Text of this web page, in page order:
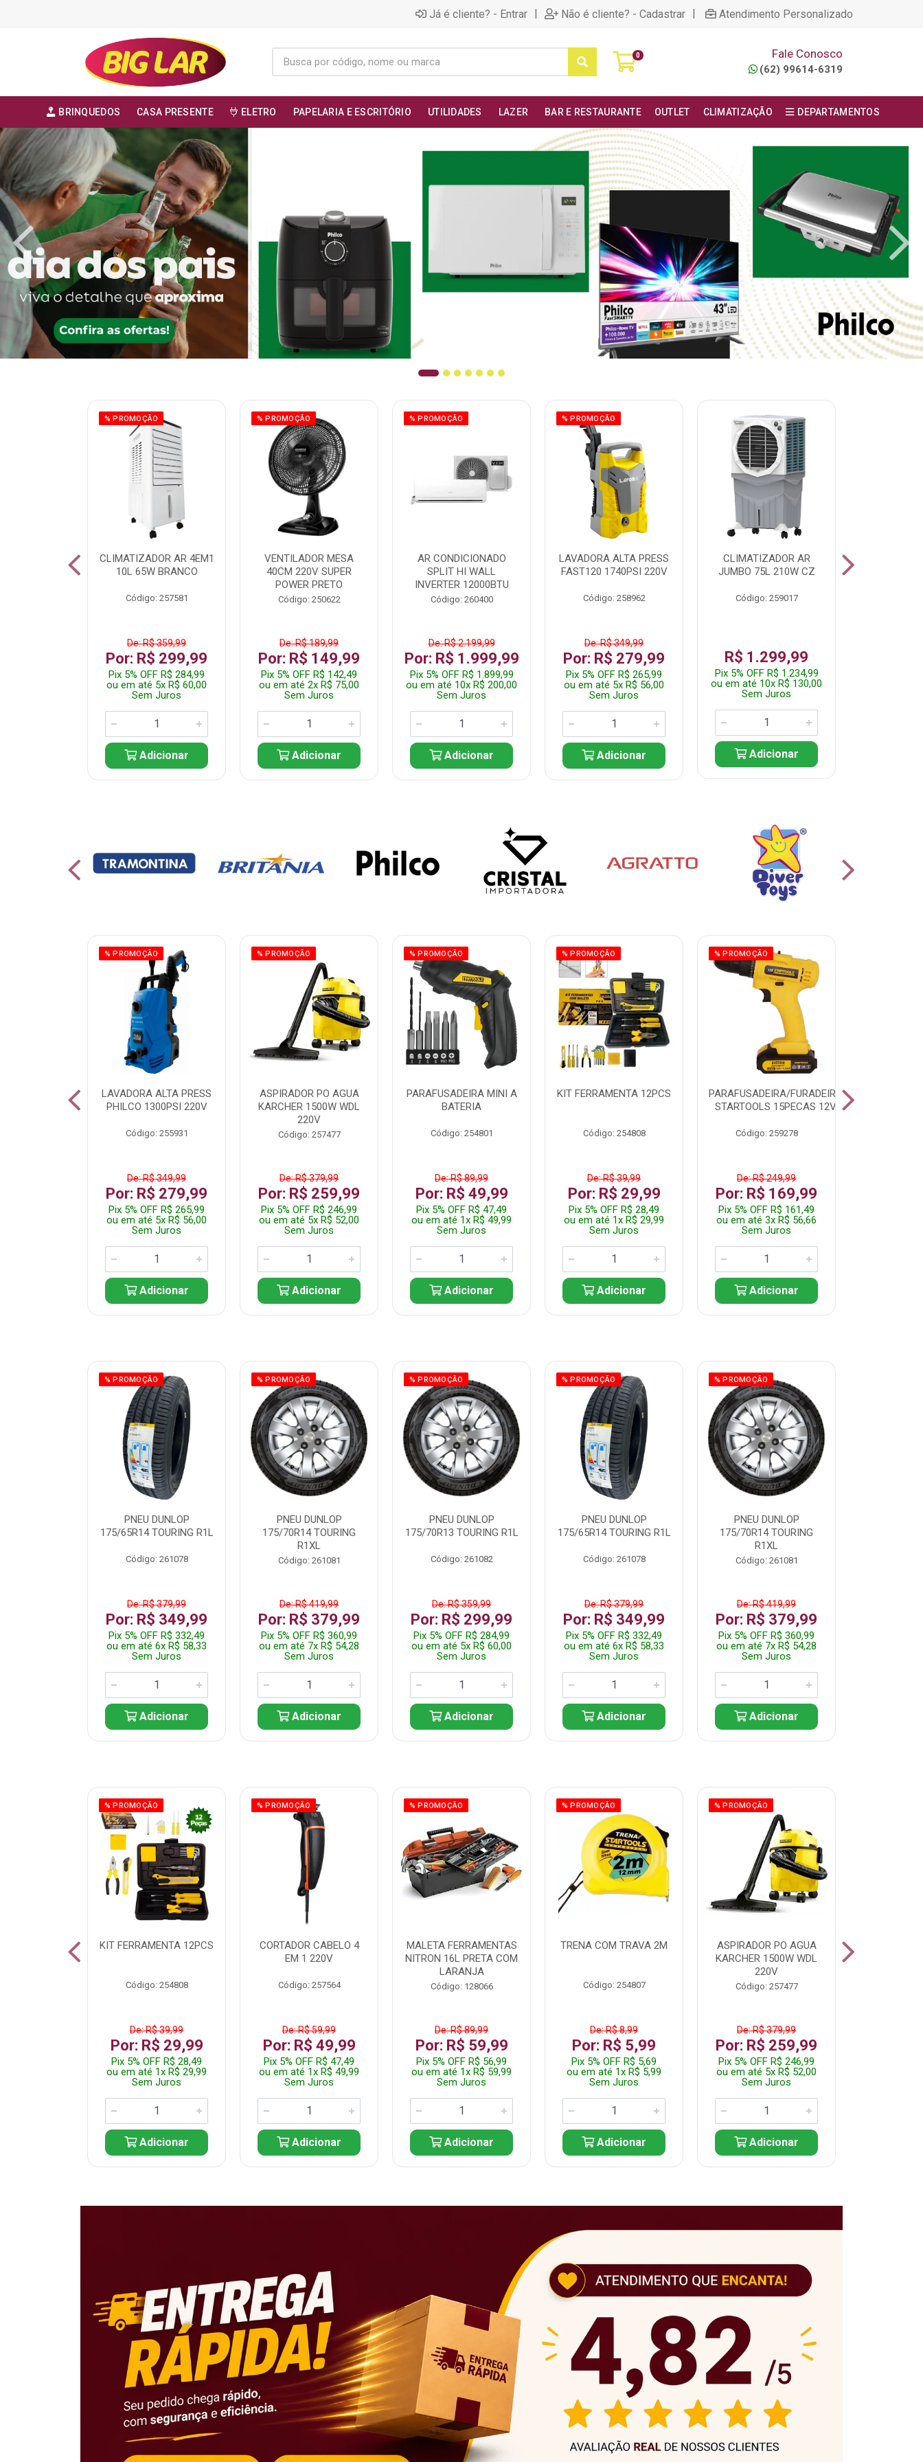
Já é cliente? - Entrar | Não é cliente? - Cadastrar | Atendimento Personalizado
0 Fale Conosco
(62) 99614-6319
BRINQUEDOS CASA PRESENTE ELETRO PAPELARIA E ESCRITÓRIO UTILIDADES LAZER BAR E RESTAURANTE OUTLET CLIMATIZAÇÃO DEPARTAMENTOS
% PROMOÇÃO
CLIMATIZADOR AR 4EM1
10L 65W BRANCO
Código: 257581
De: R$ 359,99
Por: R$ 299,99
Pix 5% OFF R$ 284,99
ou em até 5x R$ 60,00
Sem Juros
Adicionar
% PROMOÇÃO
VENTILADOR MESA
40CM 220V SUPER
POWER PRETO
Código: 250622
De: R$ 189,99
Por: R$ 149,99
Pix 5% OFF R$ 142,49
ou em até 2x R$ 75,00
Sem Juros
Adicionar
% PROMOÇÃO
AR CONDICIONADO
SPLIT HI WALL
INVERTER 12000BTU
Código: 260400
De: R$ 2.199,99
Por: R$ 1.999,99
Pix 5% OFF R$ 1.899,99
ou em até 10x R$ 200,00
Sem Juros
Adicionar
% PROMOÇÃO
LAVADORA ALTA PRESS
FAST120 1740PSI 220V
Código: 258962
De: R$ 349,99
Por: R$ 279,99
Pix 5% OFF R$ 265,99
ou em até 5x R$ 56,00
Sem Juros
Adicionar
CLIMATIZADOR AR
JUMBO 75L 210W CZ
Código: 259017
R$ 1.299,99
Pix 5% OFF R$ 1.234,99
ou em até 10x R$ 130,00
Sem Juros
Adicionar
% PROMOÇÃO
LAVADORA ALTA PRESS
PHILCO 1300PSI 220V
Código: 255931
De: R$ 349,99
Por: R$ 279,99
Pix 5% OFF R$ 265,99
ou em até 5x R$ 56,00
Sem Juros
Adicionar
% PROMOÇÃO
ASPIRADOR PO AGUA
KARCHER 1500W WDL
220V
Código: 257477
De: R$ 379,99
Por: R$ 259,99
Pix 5% OFF R$ 246,99
ou em até 5x R$ 52,00
Sem Juros
Adicionar
% PROMOÇÃO
PARAFUSADEIRA MINI A
BATERIA
Código: 254801
De: R$ 89,99
Por: R$ 49,99
Pix 5% OFF R$ 47,49
ou em até 1x R$ 49,99
Sem Juros
Adicionar
% PROMOÇÃO
KIT FERRAMENTA 12PCS
Código: 254808
De: R$ 39,99
Por: R$ 29,99
Pix 5% OFF R$ 28,49
ou em até 1x R$ 29,99
Sem Juros
Adicionar
% PROMOÇÃO
PARAFUSADEIRA/FURADEIRA
STARTOOLS 15PECAS 12V
Código: 259278
De: R$ 249,99
Por: R$ 169,99
Pix 5% OFF R$ 161,49
ou em até 3x R$ 56,66
Sem Juros
Adicionar
% PROMOÇÃO
PNEU DUNLOP
175/65R14 TOURING R1L
Código: 261078
De: R$ 379,99
Por: R$ 349,99
Pix 5% OFF R$ 332,49
ou em até 6x R$ 58,33
Sem Juros
Adicionar
% PROMOÇÃO
PNEU DUNLOP
175/70R14 TOURING
R1XL
Código: 261081
De: R$ 419,99
Por: R$ 379,99
Pix 5% OFF R$ 360,99
ou em até 7x R$ 54,28
Sem Juros
Adicionar
% PROMOÇÃO
PNEU DUNLOP
175/70R13 TOURING R1L
Código: 261082
De: R$ 359,99
Por: R$ 299,99
Pix 5% OFF R$ 284,99
ou em até 5x R$ 60,00
Sem Juros
Adicionar
% PROMOÇÃO
PNEU DUNLOP
175/65R14 TOURING R1L
Código: 261078
De: R$ 379,99
Por: R$ 349,99
Pix 5% OFF R$ 332,49
ou em até 6x R$ 58,33
Sem Juros
Adicionar
% PROMOÇÃO
PNEU DUNLOP
175/70R14 TOURING
R1XL
Código: 261081
De: R$ 419,99
Por: R$ 379,99
Pix 5% OFF R$ 360,99
ou em até 7x R$ 54,28
Sem Juros
Adicionar
% PROMOÇÃO
KIT FERRAMENTA 12PCS
Código: 254808
De: R$ 39,99
Por: R$ 29,99
Pix 5% OFF R$ 28,49
ou em até 1x R$ 29,99
Sem Juros
Adicionar
% PROMOÇÃO
CORTADOR CABELO 4
EM 1 220V
Código: 257564
De: R$ 59,99
Por: R$ 49,99
Pix 5% OFF R$ 47,49
ou em até 1x R$ 49,99
Sem Juros
Adicionar
% PROMOÇÃO
MALETA FERRAMENTAS
NITRON 16L PRETA COM
LARANJA
Código: 128066
De: R$ 89,99
Por: R$ 59,99
Pix 5% OFF R$ 56,99
ou em até 1x R$ 59,99
Sem Juros
Adicionar
% PROMOÇÃO
TRENA COM TRAVA 2M
Código: 254807
De: R$ 8,99
Por: R$ 5,99
Pix 5% OFF R$ 5,69
ou em até 1x R$ 5,99
Sem Juros
Adicionar
% PROMOÇÃO
ASPIRADOR PO AGUA
KARCHER 1500W WDL
220V
Código: 257477
De: R$ 379,99
Por: R$ 259,99
Pix 5% OFF R$ 246,99
ou em até 5x R$ 52,00
Sem Juros
Adicionar